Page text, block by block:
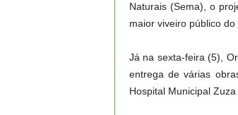
Naturais (Sema), o
maior viveiro público
Já na sexta-feira (5),
entrega de várias
Hospital Municipal Zuza